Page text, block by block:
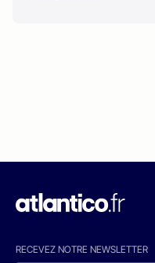
RECEVEZ NOTRE NEWSLETTER